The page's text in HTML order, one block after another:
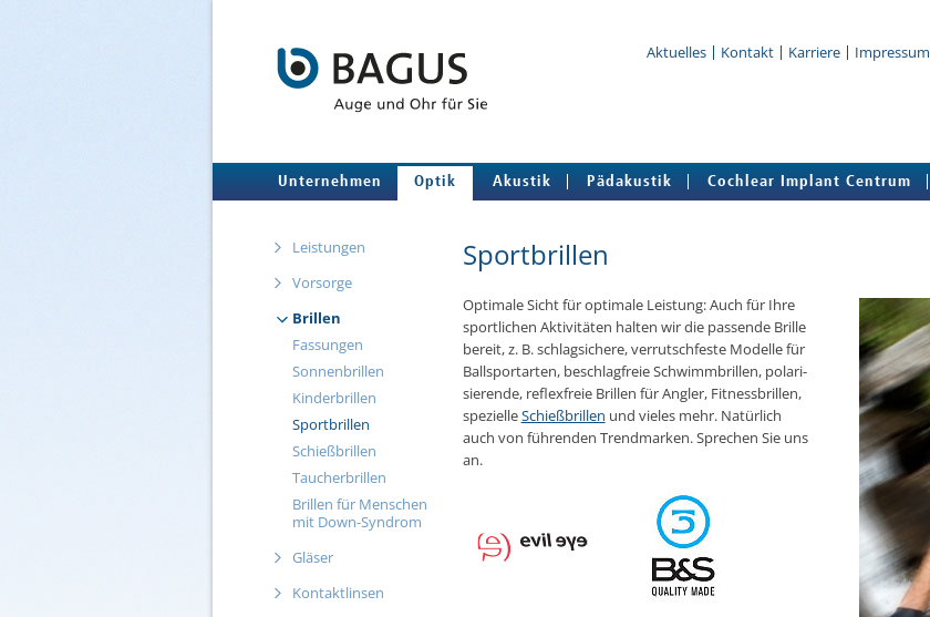
Aktuelles Kontakt Karriere Impressum
Unternehmen Optik Akustik Pädakustik Cochlear Implant Centrum
Leistungen
Vorsorge
Brillen
Fassungen
Sonnenbrillen
Kinderbrillen
Sportbrillen
Schießbrillen
Taucherbrillen
Brillen für Menschen
mit Down-Syndrom
Gläser
Kontaktlinsen
Sportbrillen
Op­ti­ma­le Sicht für op­ti­ma­le Leis­tung: Auch für Ihre
sport­li­chen Ak­ti­vi­tä­ten halten wir die pas­sen­de Brille
bereit, z. B. schlag­si­che­re, ver­rutsch­fes­te Modelle für
Ball­sport­ar­ten, be­schlag­freie Schwimm­bril­len, po­la­ri­
sie­ren­de, re­flex­freie Brillen für Angler, Fit­ness­bril­len,
spe­zi­el­leSchieß­bril­len und vieles mehr. Na­tür­lich
auch von füh­ren­den Trend­mar­ken. Spre­chen Sie uns
an.